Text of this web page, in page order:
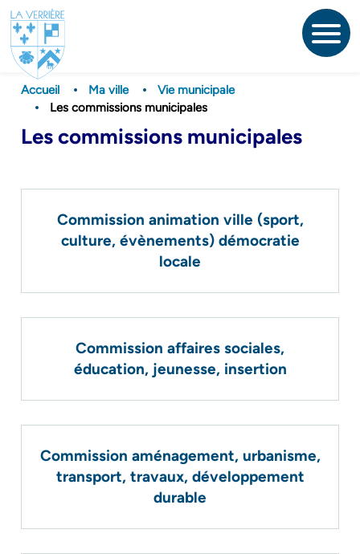
Accueil
Ma ville
Vie municipale
Les commissions municipales
Les commissions municipales
Commission animation ville (sport,
culture, évènements) démocratie
locale
Commission affaires sociales,
éducation, jeunesse, insertion
Commission aménagement, urbanisme,
transport, travaux, développement
durable